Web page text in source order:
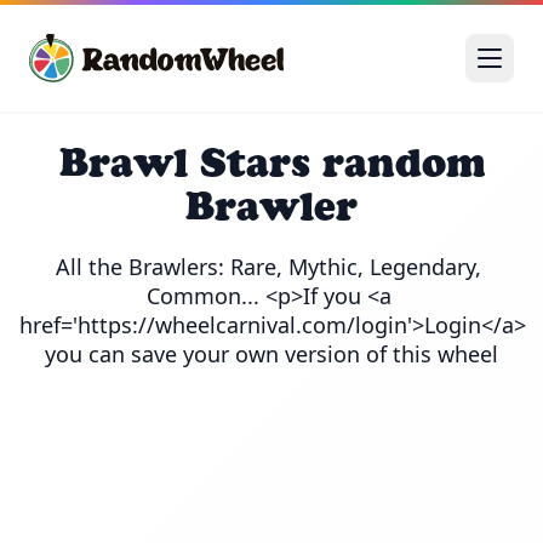
Brawl Stars random
Brawler
All the Brawlers: Rare, Mythic, Legendary,
Common... <p>If you <a
href='https://wheelcarnival.com/login'>Login</a>
you can save your own version of this wheel